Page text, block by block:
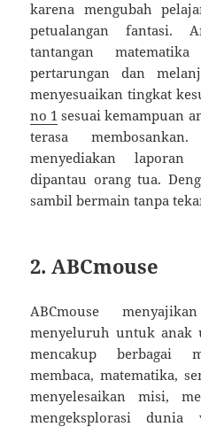
karena mengubah
petualangan fantasi.
tantangan
pertarungan dan
menyesuaikan tingkat
no 1 sesuai kemampuan
terasa
menyediakan
dipantau orang tua.
sambil bermain tanpa
2.ABCmouse
ABCmouse
menyeluruh untuk anak
mencakup berbagai
membaca, matematika,
menyelesaikan misi,
mengeksplorasi